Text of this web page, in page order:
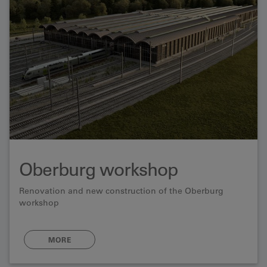
Oberburg workshop
Renovation and new construction of the Oberburg
workshop
MORE